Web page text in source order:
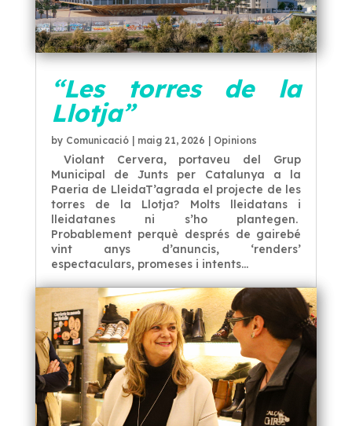
“Les torres de la
Llotja”
by Comunicació| maig 21, 2026 Opinions
Violant Cervera, portaveu del Grup
Municipal de Junts per Catalunya a la
Paeria de LleidaT’agrada el projecte de les
torres de la Llotja? Molts lleidatans i
lleidatanes ni s’ho plantegen.
Probablement perquè després de gairebé
vint anys d’anuncis, ‘renders’
espectaculars, promeses i intents...